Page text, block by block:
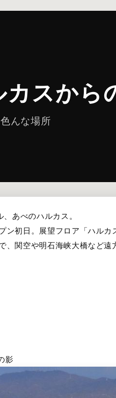
スから
んな場所
あべのハルカス。
ン初日。展望フロア「ハル
、関空や明石海峡大橋など
影